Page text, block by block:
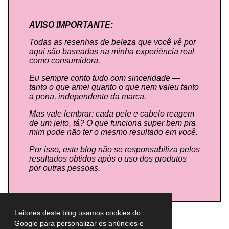
Leitores deste blog usamos cookies do
Google para personalizar os anúncios e
AVISO IMPORTANTE:
Todas as resenhas de beleza que você vê por
aqui são baseadas na minha experiência real
como consumidora.
Eu sempre conto tudo com sinceridade —
tanto o que amei quanto o que nem valeu tanto
a pena, independente da marca.
Mas vale lembrar: cada pele e cabelo reagem
de um jeito, tá? O que funciona super bem pra
mim pode não ter o mesmo resultado em você.
Por isso, este blog não se responsabiliza pelos
resultados obtidos após o uso dos produtos
por outras pessoas.